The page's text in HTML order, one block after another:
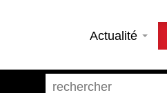
Actualité